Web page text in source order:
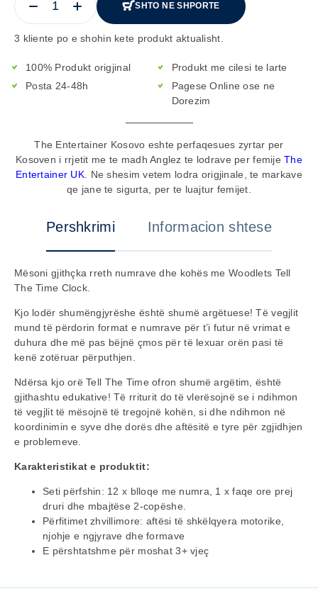
SHTO NE SHPORTE
3 kliente po e shohin kete produkt aktualisht.
100% Produkt origjinal
Posta 24-48h
Produkt me cilesi te larte
Pagese Online ose ne
Dorezim
The Entertainer Kosovo eshte perfaqesues zyrtar per
Kosoven i rrjetit me te madh Anglez te lodrave per femijeThe
Entertainer UK . Ne shesim vetem lodra origjinale, te markave
qe jane te sigurta, per te luajtur femijet.
Pershkrimi Informacion shtese
Mësoni gjithçka rreth numrave dhe kohës me Woodlets Tell
The Time Clock.
Kjo lodër shumëngjyrëshe është shumë argëtuese! Të vegjlit
mund të përdorin format e numrave për t’i futur në vrimat e
duhura dhe më pas bëjnë çmos për të lexuar orën pasi të
kenë zotëruar përputhjen.
Ndërsa kjo orë Tell The Time ofron shumë argëtim, është
gjithashtu edukative! Të rriturit do të vlerësojnë se i ndihmon
të vegjlit të mësojnë të tregojnë kohën, si dhe ndihmon në
koordinimin e syve dhe dorës dhe aftësitë e tyre për zgjidhjen
e problemeve.
Karakteristikat e produktit:
Seti përfshin: 12 x blloqe me numra, 1 x faqe ore prej
druri dhe mbajtëse 2-copëshe.
Përfitimet zhvillimore: aftësi të shkëlqyera motorike,
njohje e ngjyrave dhe formave
E përshtatshme për moshat 3+ vjeç